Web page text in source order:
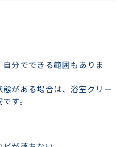
分でできる範囲もありま
がある場合は、浴室クリー
す。